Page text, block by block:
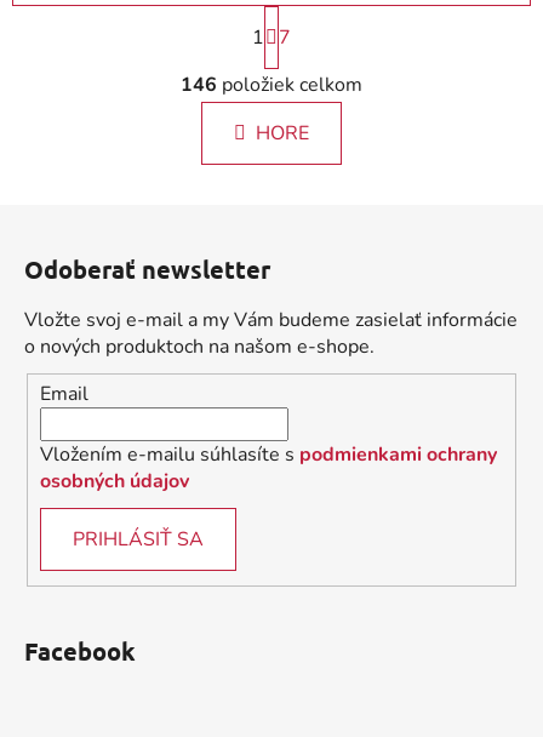
O
v
l
á
d
e
p
r
v
k
y
v
ý
S
t
r
á
n
k
e
1
7
146 položiek celkom
HORE
Odoberať newsletter
Vložte svoj e-mail a my Vám budeme zasielať informácie
o nových produktoch na našom e-shope.
Email
Vložením e-mailu súhlasíte s podmienkami ochrany
osobných údajov
PRIHLÁSIŤ SA
Facebook